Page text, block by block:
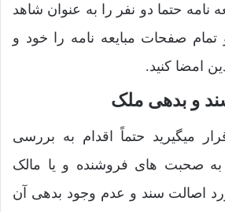
نامه حتما دو نفر را به عنوان شاهد
تمام صفحات مبایعه نامه را خود و
امضا کنید.
و بدهی ملک
میگیرید حتماً اقدام به بررسی
به صحبت های فروشنده و یا مالک
اصالت سند و عدم وجود بدهی آن